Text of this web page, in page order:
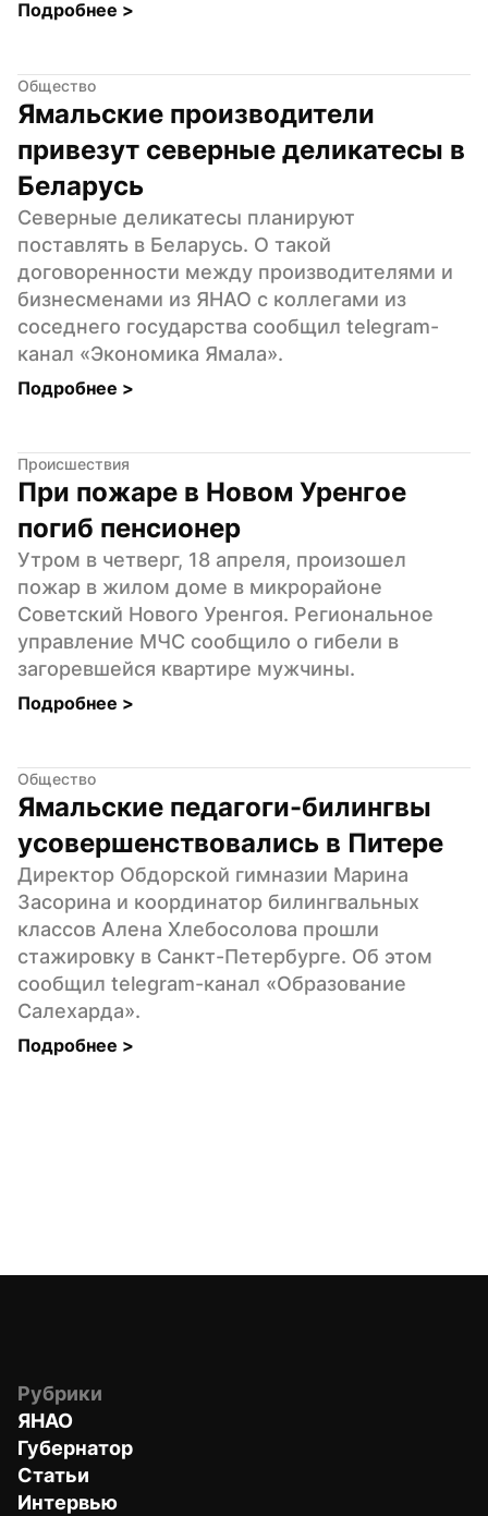
Подробнее >
Общество
Ямальские производители
привезут северные деликатесы в
Беларусь
Северные деликатесы планируют
поставлять в Беларусь. О такой
договоренности между производителями и
бизнесменами из ЯНАО с коллегами из
соседнего государства сообщил telegram-
канал «Экономика Ямала».
Подробнее >
Происшествия
При пожаре в Новом Уренгое
погиб пенсионер
Утром в четверг, 18 апреля, произошел
пожар в жилом доме в микрорайоне
Советский Нового Уренгоя. Региональное
управление МЧС сообщило о гибели в
загоревшейся квартире мужчины.
Подробнее >
Общество
Ямальские педагоги-билингвы
усовершенствовались в Питере
Директор Обдорской гимназии Марина
Засорина и координатор билингвальных
классов Алена Хлебосолова прошли
стажировку в Санкт-Петербурге. Об этом
сообщил telegram-канал «Образование
Салехарда».
Подробнее >
Рубрики
ЯНАО
Губернатор
Статьи
Интервью